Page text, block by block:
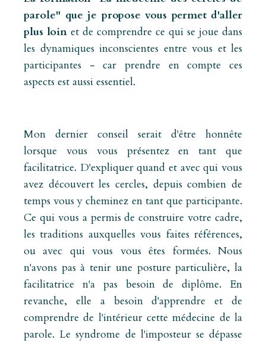
parole" que je propose vous permet d'aller
plus loin et de comprendre ce qui se joue dans
les dynamiques inconscientes entre vous et les
participantes - car prendre en compte ces
aspects est aussi essentiel.
Mon dernier conseil serait d'être honnête
lorsque vous vous présentez en tant que
facilitatrice. D'expliquer quand et avec qui vous
avez découvert les cercles, depuis combien de
temps vous y cheminez en tant que participante.
Ce qui vous a permis de construire votre cadre,
les traditions auxquelles vous faites références,
ou avec qui vous vous êtes formées. Nous
n'avons pas à tenir une posture particulière, la
facilitatrice n'a pas besoin de diplôme. En
revanche, elle a besoin d'apprendre et de
comprendre de l'intérieur cette médecine de la
parole. Le syndrome de l'imposteur se dépasse